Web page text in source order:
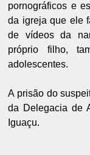
pornográficos e
da igreja que ele
de vídeos da
próprio filho,
adolescentes.
A prisão do
da Delegacia de
Iguaçu.